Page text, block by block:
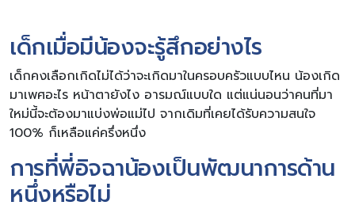
เด็กเมื่อมีน้องจะรู้สึกอย่างไร
เด็กคงเลือกเกิดไม่ได้ว่าจะเกิดมาในครอบครัวแบบไหน น้องเกิด
มาเพศอะไร หน้าตายังไง อารมณ์แบบใด แต่แน่นอนว่าคนที่มา
ใหม่นี้จะต้องมาแบ่งพ่อแม่ไป จากเดิมที่เคยได้รับความสนใจ
100% ก็เหลือแค่ครึ่งหนึ่ง
การที่พี่อิจฉาน้องเป็นพัฒนาการด้าน
หนึ่งหรือไม่